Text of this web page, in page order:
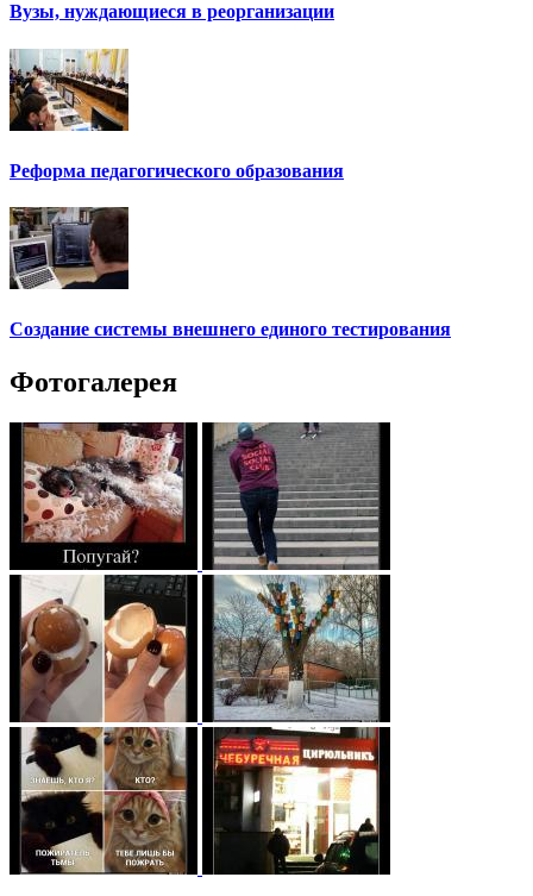
Вузы, нуждающиеся в реорганизации
Реформа педагогического образования
Создание системы внешнего единого тестирования
Фотогалерея